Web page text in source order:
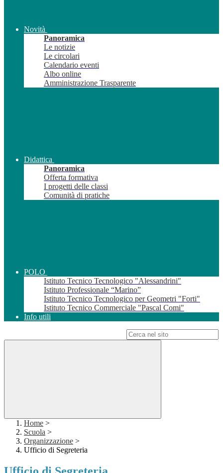
Novità
Panoramica
Le notizie
Le circolari
Calendario eventi
Albo online
Amministrazione Trasparente
Didattica
Panoramica
Offerta formativa
I progetti delle classi
Comunità di pratiche
POLO
Istituto Tecnico Tecnologico "Alessandrini"
Istituto Professionale “Marino”
Istituto Tecnico Tecnologico per Geometri "Forti"
Istituto Tecnico Commerciale "Pascal Comi"
Info utili
Home >
Scuola >
Organizzazione >
Ufficio di Segreteria